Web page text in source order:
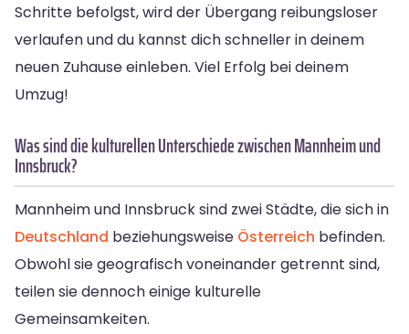
Schritte befolgst, wird der Übergang reibungsloser
verlaufen und du kannst dich schneller in deinem
neuen Zuhause einleben. Viel Erfolg bei deinem
Umzug!
Was sind die kulturellen Unterschiede zwischen Mannheim und
Innsbruck?
Mannheim und Innsbruck sind zwei Städte, die sich in
Deutschland beziehungsweise Österreich befinden.
Obwohl sie geografisch voneinander getrennt sind,
teilen sie dennoch einige kulturelle
Gemeinsamkeiten.